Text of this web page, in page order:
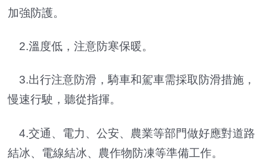
加強防護。
2.溫度低，注意防寒保暖。
3.出行注意防滑，騎車和駕車需採取防滑措施，
慢速行駛，聽從指揮。
4.交通、電力、公安、農業等部門做好應對道路
結冰、電線結冰、農作物防凍等準備工作。